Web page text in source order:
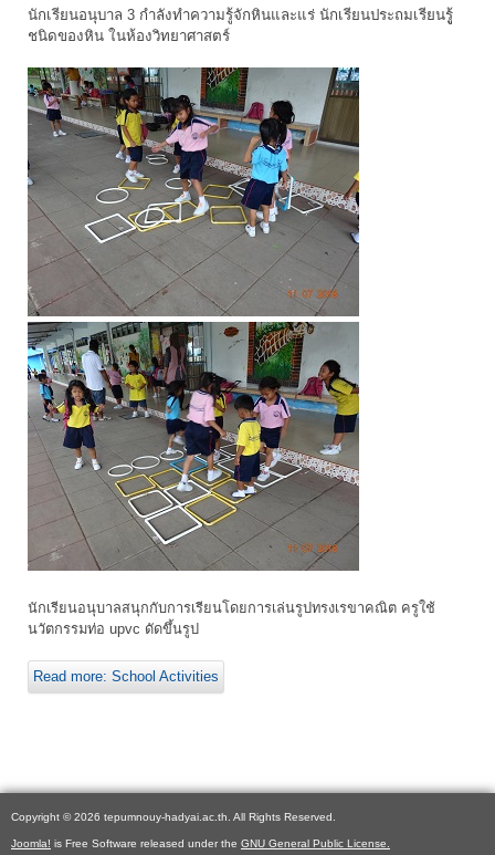
นักเรียนอนุบาล 3 กำลังทำความรู้จักหินและแร่ นักเรียนประถมเรียนรูู้
ชนิดของหิน ในห้องวิทยาศาสตร์
นักเรียนอนุบาลสนุกกับการเรียนโดยการเล่นรูปทรงเรขาคณิต ครูใช้
นวัตกรรมท่อ upvc ดัดขึ้นรูป
Read more: School Activities
Copyright © 2026 tepumnouy-hadyai.ac.th. All Rights Reserved.
Joomla! is Free Software released under the GNU General Public License.